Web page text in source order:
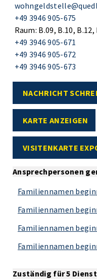
+49 3946 905-675
Raum: B.09, B.10, B.12,
+49 3946 905-671
+49 3946 905-672
+49 3946 905-673
NACHRICHT
KARTE ANZEIGEN
VISITENKARTE
Ansprechpersonen
Familiennamen
Familiennamen
Familiennamen
Familiennamen
Zuständig für 5